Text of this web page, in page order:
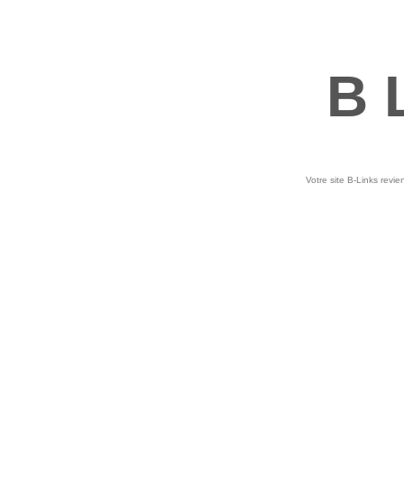
B
Votre site B-Links